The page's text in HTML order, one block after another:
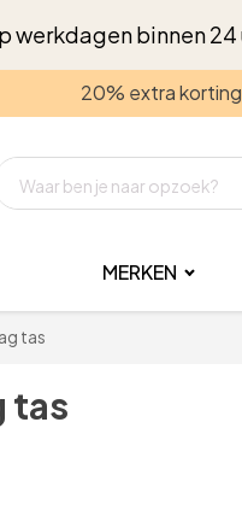
werkdagen binnen 24
20% extra
MERKEN
tas
tas